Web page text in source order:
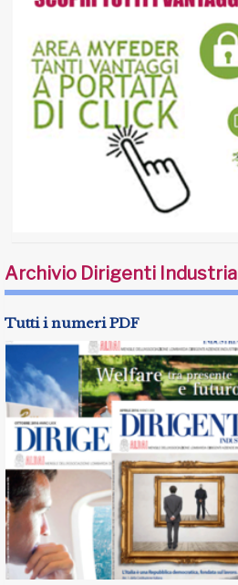
Archivio Dirigenti Industria
Tutti i numeri PDF